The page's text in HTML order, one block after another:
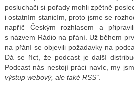
posluchači si pořady mohli zpětně
i ostatním stanicím, proto jsme se
napříč Českým rozhlasem a
s názvem Rádio na přání. Už během
na přání se objevili požadavky na
Dá se říct, že podcast je další
Podcast nás nestojí práci navíc, my
výstup webový, ale také RSS“